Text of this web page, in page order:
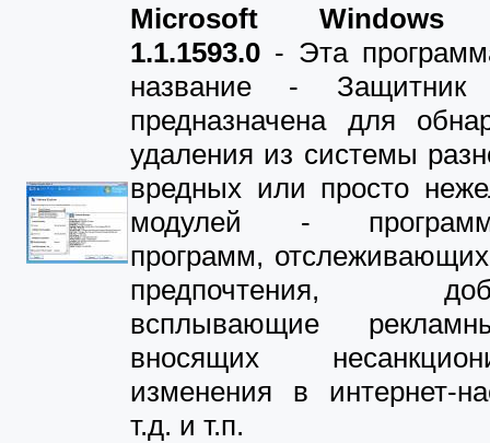
Microsoft Windows
1.1.1593.0 - Эта
название - Защитник
предназначена для
удаления из системы
вредных или просто
модулей - программ-
программ,
предпочтения,
всплывающие
вносящих
изменения в интернет-
т.д. и т.п.